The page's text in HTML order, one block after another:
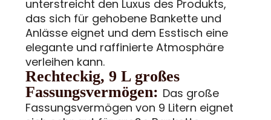
unterstreicht den Luxus des Produkts,
das sich für gehobene Bankette und
Anlässe eignet und dem Esstisch eine
elegante und raffinierte Atmosphäre
verleihen kann.
Rechteckig, 9 L großes
Fassungsvermögen: Das große
Fassungsvermögen von 9 Litern eignet